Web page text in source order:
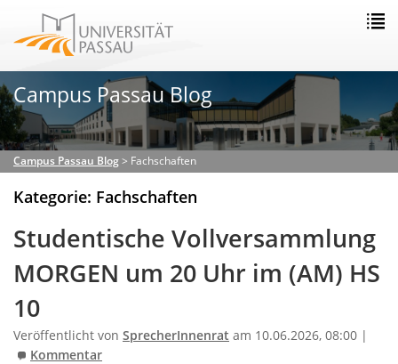
Campus Passau Blog
Campus Passau Blog> Fachschaften
Kategorie: Fachschaften
Studentische Vollversammlung
MORGEN um 20 Uhr im (AM) HS
10
Veröffentlicht von SprecherInnenrat am 10.06.2026, 08:00 |
Kommentar